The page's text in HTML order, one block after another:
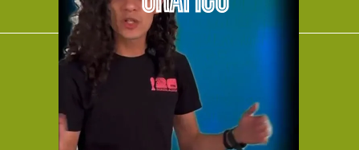
El Universal
Vive USA
Clase